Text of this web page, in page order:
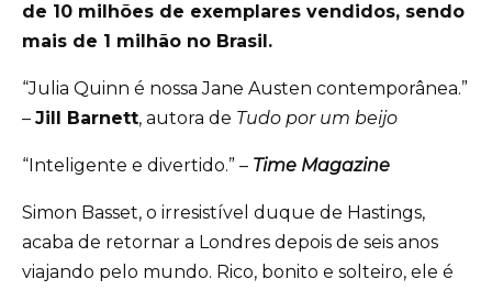
de 10 milhões de exemplares vendidos, sendo
mais de 1 milhão no Brasil.
“Julia Quinn é nossa Jane Austen contemporânea.”
– Jill Barnett, autora de Tudo por um beijo
“Inteligente e divertido.” – Time Magazine
Simon Basset, o irresistível duque de Hastings,
acaba de retornar a Londres depois de seis anos
viajando pelo mundo. Rico, bonito e solteiro, ele é